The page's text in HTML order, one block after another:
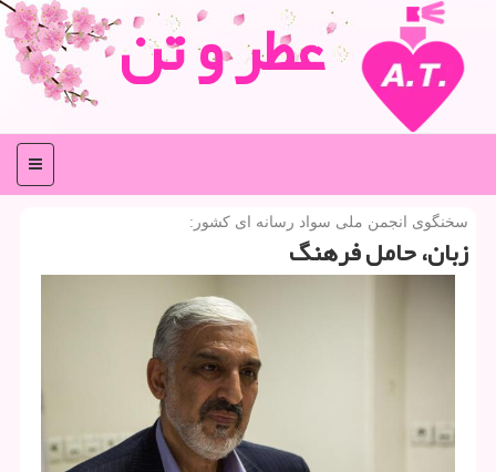
عطر و تن
منو
سخنگوی انجمن ملی سواد رسانه ای كشور:
زبان، حامل فرهنگ